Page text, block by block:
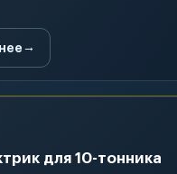
для 10-тонника